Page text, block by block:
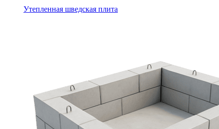
Утепленная шведская плита